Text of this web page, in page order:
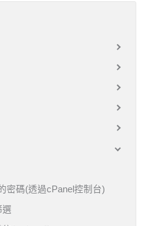
密碼(透過cPanel控制台)
選